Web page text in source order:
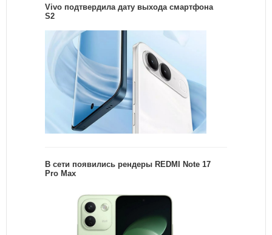
Vivo подтвердила дату выхода смартфона
S2
В сети появились рендеры REDMI Note 17
Pro Max